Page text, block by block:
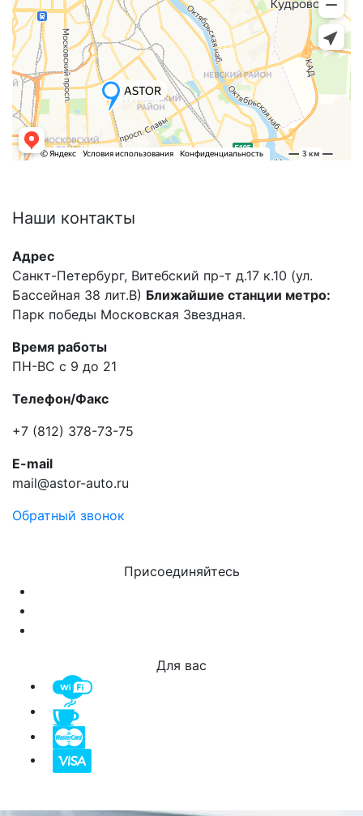
Наши контакты
Адрес
Санкт-Петербург, Витебский пр-т д.17 к.10 (ул.
Бассейная 38 лит.В) Ближайшие станции метро:
Парк победы Московская Звездная.
Время работы
ПН-ВС с 9 до 21
Телефон/Факс
+7 (812) 378-73-75
E-mail
mail@astor-auto.ru
Обратный звонок
Присоединяйтесь
Для вас